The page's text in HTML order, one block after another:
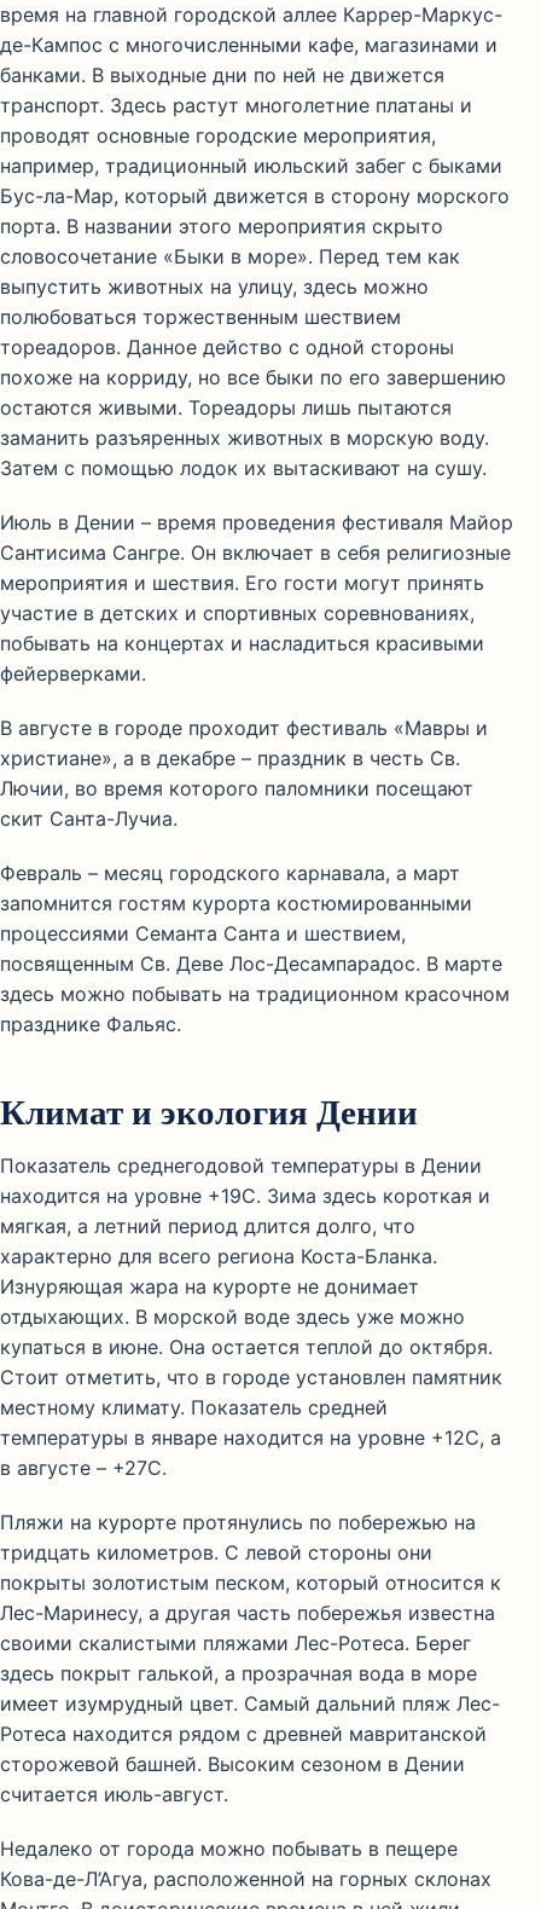
время на главной городской аллее Каррер-Маркус-
де-Кампос с многочисленными кафе, магазинами и
банками. В выходные дни по ней не движется
транспорт. Здесь растут многолетние платаны и
проводят основные городские мероприятия,
например, традиционный июльский забег с быками
Бус-ла-Мар, который движется в сторону морского
порта. В названии этого мероприятия скрыто
словосочетание «Быки в море». Перед тем как
выпустить животных на улицу, здесь можно
полюбоваться торжественным шествием
тореадоров. Данное действо с одной стороны
похоже на корриду, но все быки по его завершению
остаются живыми. Тореадоры лишь пытаются
заманить разъяренных животных в морскую воду.
Затем с помощью лодок их вытаскивают на сушу.
Июль в Дении – время проведения фестиваля Майор
Сантисима Сангре. Он включает в себя религиозные
мероприятия и шествия. Его гости могут принять
участие в детских и спортивных соревнованиях,
побывать на концертах и насладиться красивыми
фейерверками.
В августе в городе проходит фестиваль «Мавры и
христиане», а в декабре – праздник в честь Св.
Лючии, во время которого паломники посещают
скит Санта-Лучиа.
Февраль – месяц городского карнавала, а март
запомнится гостям курорта костюмированными
процессиями Семанта Санта и шествием,
посвященным Св. Деве Лос-Десампарадос. В марте
здесь можно побывать на традиционном красочном
празднике Фальяс.
Климат и экология Дении
Показатель среднегодовой температуры в Дении
находится на уровне +19С. Зима здесь короткая и
мягкая, а летний период длится долго, что
характерно для всего региона Коста-Бланка.
Изнуряющая жара на курорте не донимает
отдыхающих. В морской воде здесь уже можно
купаться в июне. Она остается теплой до октября.
Стоит отметить, что в городе установлен памятник
местному климату. Показатель средней
температуры в январе находится на уровне +12С, а
в августе – +27С.
Пляжи на курорте протянулись по побережью на
тридцать километров. С левой стороны они
покрыты золотистым песком, который относится к
Лес-Маринесу, а другая часть побережья известна
своими скалистыми пляжами Лес-Ротеса. Берег
здесь покрыт галькой, а прозрачная вода в море
имеет изумрудный цвет. Самый дальний пляж Лес-
Ротеса находится рядом с древней мавританской
сторожевой башней. Высоким сезоном в Дении
считается июль-август.
Недалеко от города можно побывать в пещере
Кова-де-Л’Агуа, расположенной на горных склонах